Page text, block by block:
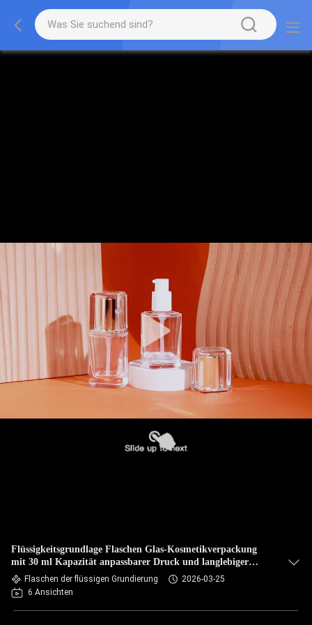
Flüssigkeitsgrundlage Flaschen Glas-Kosmetikverpackung
mit 30 ml Kapazität anpassbarer Druck und langlebiger
undichtem Design
Flaschen der flüssigen Grundierung
2026-03-25
6 Ansichten